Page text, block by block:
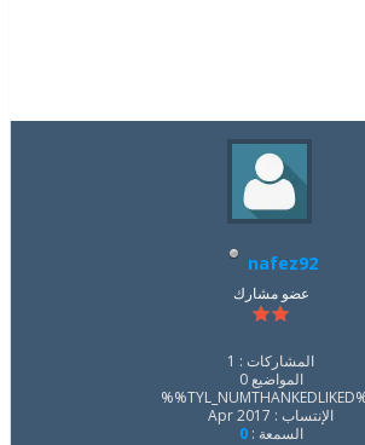
nafez92
عضو مشارك
المشاركات : 1
المواضيع 0
الإنتساب : Apr 2017
السمعة :0